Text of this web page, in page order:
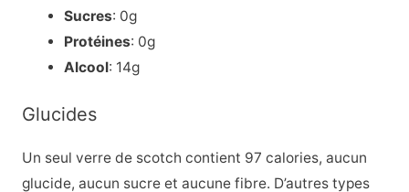
Sucres: 0g
Protéines: 0g
Alcool: 14g
Glucides
Un seul verre de scotch contient 97 calories, aucun
glucide, aucun sucre et aucune fibre. D’autres types